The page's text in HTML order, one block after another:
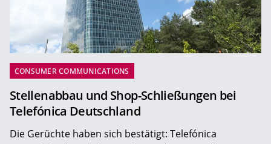
CONSUMER COMMUNICATIONS
Stellenabbau und Shop-Schließungen bei
Telefónica Deutschland
Die Gerüchte haben sich bestätigt: Telefónica